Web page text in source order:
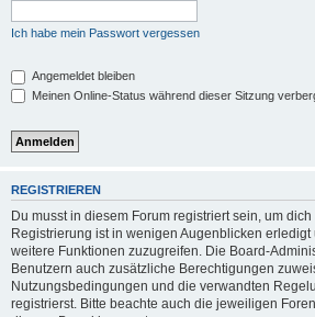
Ich habe mein Passwort vergessen
Angemeldet bleiben
Meinen Online-Status während dieser Sitzung
REGISTRIEREN
Du musst in diesem Forum registriert sein, um
Registrierung ist in wenigen Augenblicken erledigt
weitere Funktionen zuzugreifen. Die Board-
Benutzern auch zusätzliche Berechtigungen
Nutzungsbedingungen und die verwandten
registrierst. Bitte beachte auch die jeweiligen